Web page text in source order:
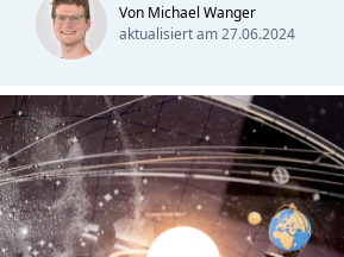
Von Michael Wanger
aktualisiert am27.06.2024